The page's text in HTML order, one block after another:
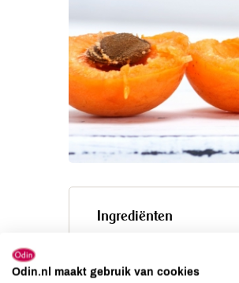
Ingrediënten
25 g boter of margarine
Odin.nl maakt gebruik van cookies